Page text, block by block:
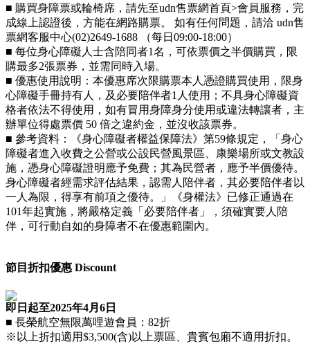
■ 購買身障票或輪椅席，請先至udn售票網首頁>會員服務，完
成線上認證後，方能在網路購票。 如有任何問題，請洽 udn售
票網客服中心(02)2649-1688 （每日09:00-18:00）
■ 每位身心障礙人士含陪同者1名，可依票價之半價購買，限
購最多2張票券，並需同時入場。
■ 優惠使用說明：本優惠席次限購票本人憑證購買使用，限身
心障礙手冊持有人，及必要陪伴者1人使用；不具身心障礙資
格者依法不得使用，如有冒用身障身分使用或違法轉讓者，主
辦單位得處票價 50 倍之違約金，並沒收該票券。
■ 參考資料：《身心障礙者權益保障法》第59條規定，「身心
障礙者進入收費之公營或公設民營風景區、康樂場所或文教設
施，憑身心障礙證明應予免費；其為民營者，應予半價優待。
身心障礙者經需求評估結果，認需人陪伴者，其必要陪伴者以
一人為限，得享有前項之優待。」《身權法》已修正通過在
101年起實施，將嚴格定義「必要陪伴者」，須確實要人陪
伴，可行動自如的身障者不在優惠範圍內。
節目折扣優惠 Discount
即日起至2025年4月6日
■ 長榮航空無限萬哩遊會員：82折
※以上折扣適用$3,500(含)以上票區、 貴賓包廂不適用折扣。